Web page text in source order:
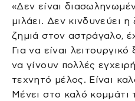
«Δεν είναι
μιλάει. Δεν κινδυνεύει
ζημιά στον αστράγαλο,
Για να είναι
να γίνουν πολλές
τεχνητό μέλος. Είναι
Μένει στο καλό κομμάτι